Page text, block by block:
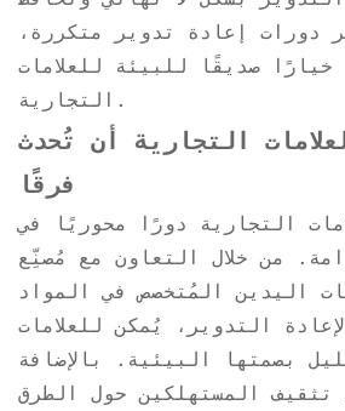
دورات إعادة تدوير متكررة،
خيارًا صديقًا للبيئة للعلامات
التجارية.
التجارية أن تُحدث
فرقًا
التجارية دورًا محوريًا في
من خلال التعاون مع مُصنِّع
اليدين المُتخصص في المواد
التدوير، يُمكن للعلامات
بصمتها البيئية. بالإضافة
تثقيف المستهلكين حول الطرق